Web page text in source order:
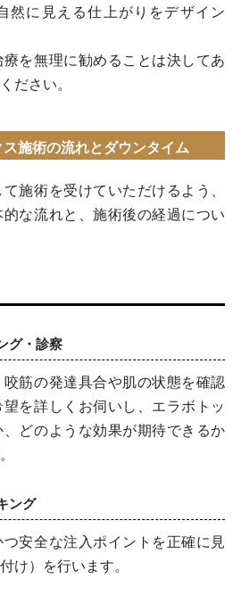
然に見える仕上がりをデザイン
を無理に勧めることは決してあ
ださい。
施術の流れとダウンタイム
施術を受けていただけるよう、
な流れと、施術後の経過につい
グ・診察
筋の発達具合や肌の状態を確認
を詳しくお伺いし、エラボトッ
どのような効果が期待できるか
ング
安全な注入ポイントを正確に見
け）を行います。